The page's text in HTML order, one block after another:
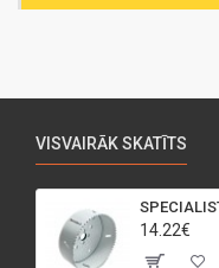
VISVAIRĀK SKATĪTS
14.22€